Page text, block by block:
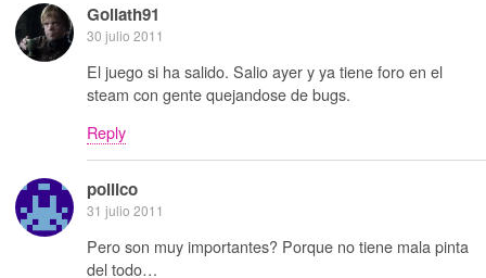
Goliath91
30 julio 2011
El juego si ha salido. Salio ayer y ya tiene foro en el
steam con gente quejandose de bugs.
Reply
pollico
31 julio 2011
Pero son muy importantes? Porque no tiene mala pinta
del todo…